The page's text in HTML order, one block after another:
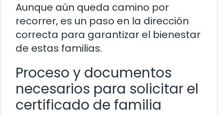
Aunque aún queda camino por
recorrer, es un paso en la dirección
correcta para garantizar el bienestar
de estas familias.
Proceso y documentos
necesarios para solicitar el
certificado de familia